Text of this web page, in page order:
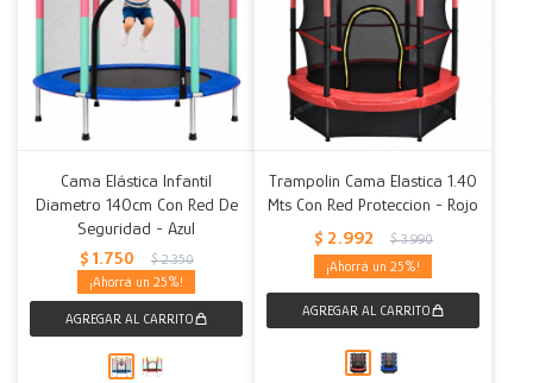
Cama Elástica Infantil
Diametro 140cm Con Red De
Seguridad - Azul
$ 1.750 $ 2.350
25
Trampolin Cama Elastica 1.40
Mts Con Red Proteccion - Rojo
$ 2.992 $ 3.990
25